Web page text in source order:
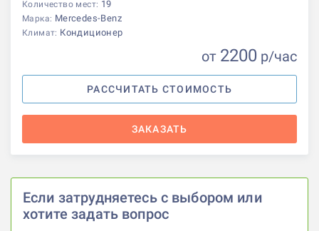
Количество мест: 19
Марка: Mercedes-Benz
Климат: Кондиционер
от 2200 р/час
РАССЧИТАТЬ СТОИМОСТЬ
ЗАКАЗАТЬ
Если затрудняетесь с выбором или
хотите задать вопрос